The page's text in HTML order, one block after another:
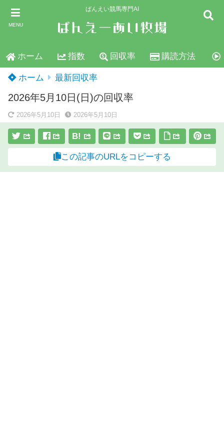
MENU
ばんえい競馬専門AI
ホーム 指数 回収率 購読方法
ホーム 最新回収率
2026年5月10日(日)の回収率
2026年5月10日 2026年5月10日
B!
この記事のURLをコピーする